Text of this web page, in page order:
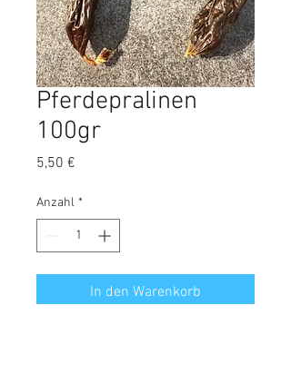
Pferdepralinen
100gr
5,50 €
Anzahl *
In den Warenkorb